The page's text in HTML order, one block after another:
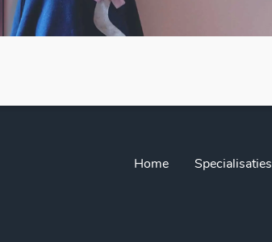
Home Specialisaties